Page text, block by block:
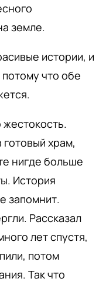
земле.
истории, и
что обе
храм,
нигде больше
История
запомнит.
Рассказал
лет спустя,
потом
Так что